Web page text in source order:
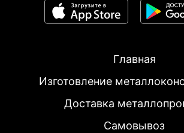
Главная
Изготовление
Доставка
Самовывоз